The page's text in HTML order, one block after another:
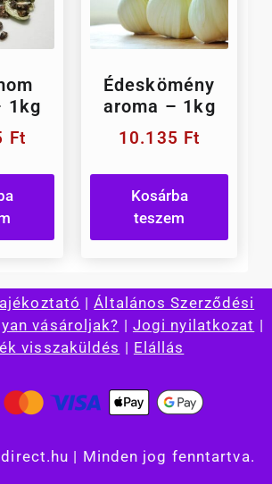
1kg
Ft
Édeskömény
aroma – 1kg
10.135 Ft
Kosárba
teszem
|Általános Szerződési
vásároljak? | Jogi nyilatkozat |
visszaküldés | Elállás
| Minden jog fenntartva.